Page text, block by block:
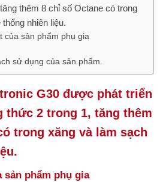
thêm 8 chỉ số Octane có trong
nhiên liệu.
của sản phẩm phụ gia
sử dụng của sản phẩm.
G30 được phát triển
thức 2 trong 1, tăng thêm
trong xăng và làm sạch
phẩm phụ gia